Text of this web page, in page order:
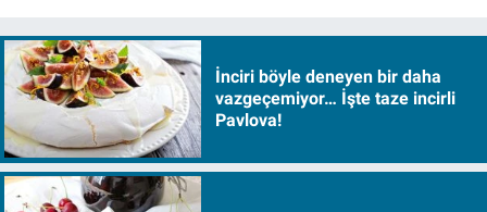
İnciri böyle deneyen bir daha
vazgeçemiyor… İşte taze incirli
Pavlova!